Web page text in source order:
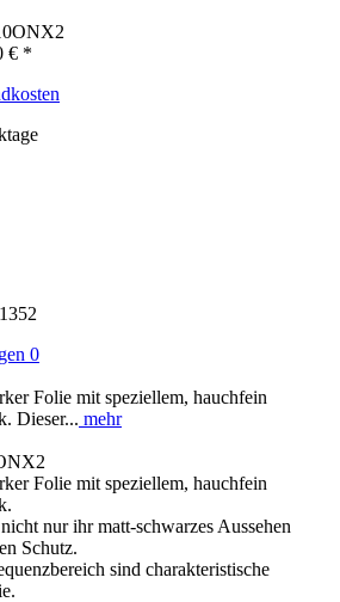
€ *
0
Folie mit speziellem, hauchfein
Dieser... mehr
Folie mit speziellem, hauchfein
nur ihr matt-schwarzes Aussehen
Schutz.
sind charakteristische